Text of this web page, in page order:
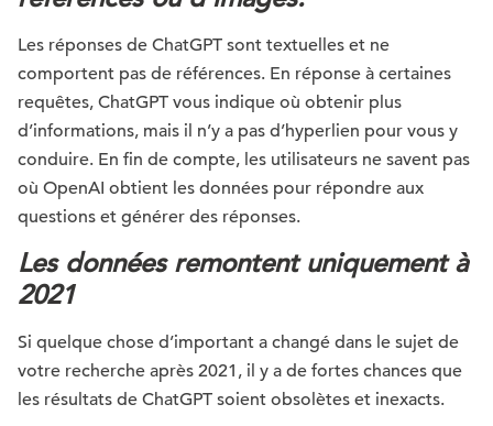
Les réponses de ChatGPT sont textuelles et ne
comportent pas de références. En réponse à certaines
requêtes, ChatGPT vous indique où obtenir plus
d’informations, mais il n’y a pas d’hyperlien pour vous y
conduire. En fin de compte, les utilisateurs ne savent pas
où OpenAI obtient les données pour répondre aux
questions et générer des réponses.
Les données remontent uniquement à
2021
Si quelque chose d’important a changé dans le sujet de
votre recherche après 2021, il y a de fortes chances que
les résultats de ChatGPT soient obsolètes et inexacts.